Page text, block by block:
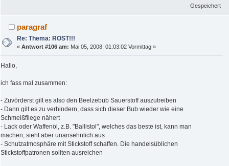
Gespeichert
paragraf
Re: Thema: ROST!!!
«Antwort #106 am: Mai 05, 2008, 01:03:02 Vormittag »
Hallo,
ich fass mal zusammen:
- Zuvörderst gilt es also den Beelzebub Sauerstoff auszutreiben
- Dann gilt es zu verhindern, dass sich dieser Bub wieder wie eine
Schmeißfliege nähert
- Lack oder Waffenöl, z.B. "Ballistol", welches das beste ist, kann man
machen, sieht aber unansehnlich aus
- Schutzatmosphäre mit Stickstoff schaffen. Die handelsüblichen
Stickstoffpatronen sollten ausreichen